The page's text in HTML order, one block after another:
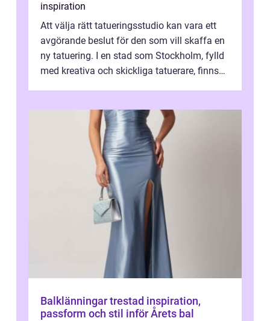
inspiration
Att välja rätt tatueringsstudio kan vara ett
avgörande beslut för den som vill skaffa en
ny tatuering. I en stad som Stockholm, fylld
med kreativa och skickliga tatuerare, finns
Balklänningar trestad inspiration,
passform och stil inför Årets bal